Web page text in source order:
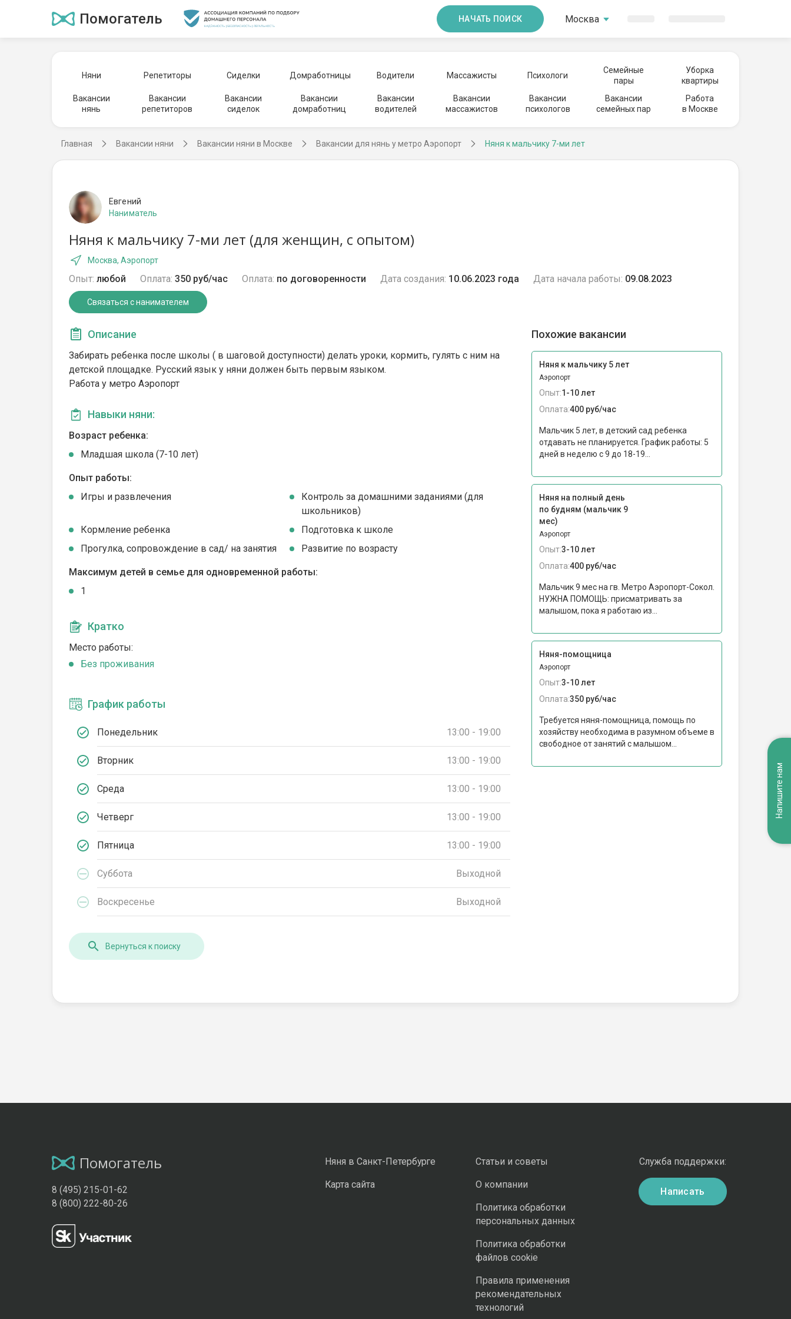
Помогатель НАЧАТЬ ПОИСК Москва
Няни Репетиторы Сиделки Домработницы Водители Массажисты Психологи
Семейные
пары
Уборка
квартиры
Вакансии
нянь
Вакансии
репетиторов
Вакансии
сиделок
Вакансии
домработниц
Вакансии
водителей
Вакансии
массажистов
Вакансии
психологов
Вакансии
семейных пар
Работа
в Москве
Главная Вакансии няни Вакансии няни в Москве Вакансии для нянь у метро Аэропорт Няня к мальчику 7-ми лет
Евгений
Наниматель
Няня к мальчику 7-ми лет (для женщин, с опытом)
Москва, Аэропорт
Опыт: любой Оплата: 350 руб/час Оплата: по договоренности Дата создания: 10.06.2023 года Дата начала работы: 09.08.2023
Связаться с нанимателем
Описание
Забирать ребенка после школы ( в шаговой доступности) делать уроки, кормить, гулять с ним на
детской площадке. Русский язык у няни должен быть первым языком.
Работа у метро Аэропорт
Навыки няни:
Возраст ребенка:
Младшая школа (7-10 лет)
Опыт работы:
Игры и развлечения
Контроль за домашними заданиями (для
школьников)
Кормление ребенка
Подготовка к школе
Прогулка, сопровождение в сад/ на занятия
Развитие по возрасту
Максимум детей в семье для одновременной работы:
1
Кратко
Место работы:
Без проживания
График работы
Понедельник 13:00 - 19:00
Вторник 13:00 - 19:00
Среда 13:00 - 19:00
Четверг 13:00 - 19:00
Пятница 13:00 - 19:00
Суббота Выходной
Воскресенье Выходной
Похожие вакансии
Няня к мальчику 5 лет
Аэропорт
Опыт:1-10 лет
Оплата:400 руб/час
Мальчик 5 лет, в детский сад ребенка
отдавать не планируется. График работы: 5
дней в неделю с 9 до 18-19...
Няня на полный день
по будням (мальчик 9
мес)
Аэропорт
Опыт:3-10 лет
Оплата:400 руб/час
Мальчик 9 мес на гв. Метро Аэропорт-Сокол.
НУЖНА ПОМОЩЬ: присматривать за
малышом, пока я работаю из...
Няня-помощница
Аэропорт
Опыт:3-10 лет
Оплата:350 руб/час
Требуется няня-помощница, помощь по
хозяйству необходима в разумном объеме в
свободное от занятий с малышом...
Вернуться к поиску
Помогатель
8 (495) 215-01-62
8 (800) 222-80-26
Няня в Санкт-Петербурге
Карта сайта
Статьи и советы
О компании
Политика обработки
персональных данных
Политика обработки
файлов cookie
Правила применения
рекомендательных
технологий
Служба поддержки:
Написать
Напишите нам